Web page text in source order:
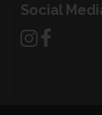
Social